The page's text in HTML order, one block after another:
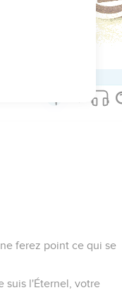
ses vêtements,
faute.
ferez point ce qui se
suis l'Éternel, votre